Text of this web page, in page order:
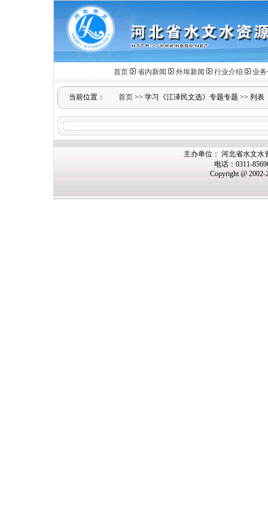
首页 省内新闻 外埠新闻 行业介绍 业
当前位置： 首页 >> 学习《江泽民文选》专题专题 >> 列表
主办单位： 河北省水文水
电话：0311-
Copyright @ 2002-